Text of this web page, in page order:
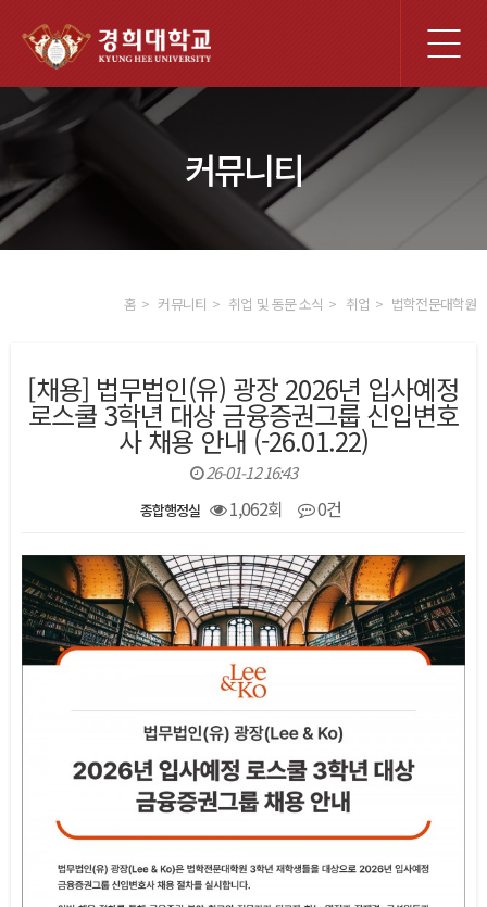
체
메
커뮤니티
홈 커뮤니티 취업 및 동문 소식 취업 법학전문대학원
[채용] 법무법인(유) 광장 2026년 입사예정
로스쿨 3학년 대상 금융증권그룹 신입변호
사 채용 안내 (-26.01.22)
26-01-12 16:43
종합행정실 1,062회 0건
본문